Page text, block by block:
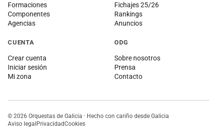
Formaciones
Componentes
Agencias
Fichajes 25/26
Rankings
Anuncios
CUENTA
Crear cuenta
Iniciar sesión
Mi zona
ODG
Sobre nosotros
Prensa
Contacto
© 2026 Orquestas de Galicia · Hecho con cariño desde Galicia
Aviso legalPrivacidadCookies